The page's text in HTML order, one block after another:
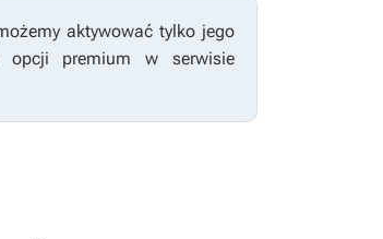
aktywować tylko jego
opcji premium w serwisie